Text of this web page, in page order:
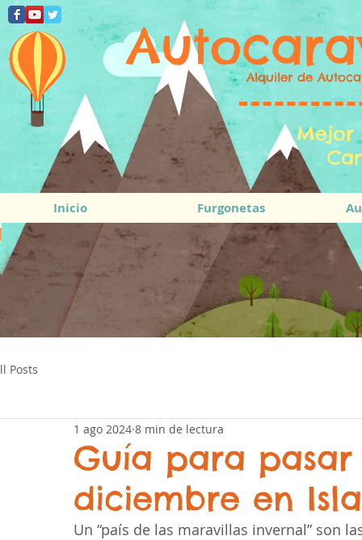
Alquiler de
Mejor
Inicio Furgonetas
Posts
Guía para
diciembre en
1 ago 2024 8 min de lectura
Un “país de las maravillas invernal” son